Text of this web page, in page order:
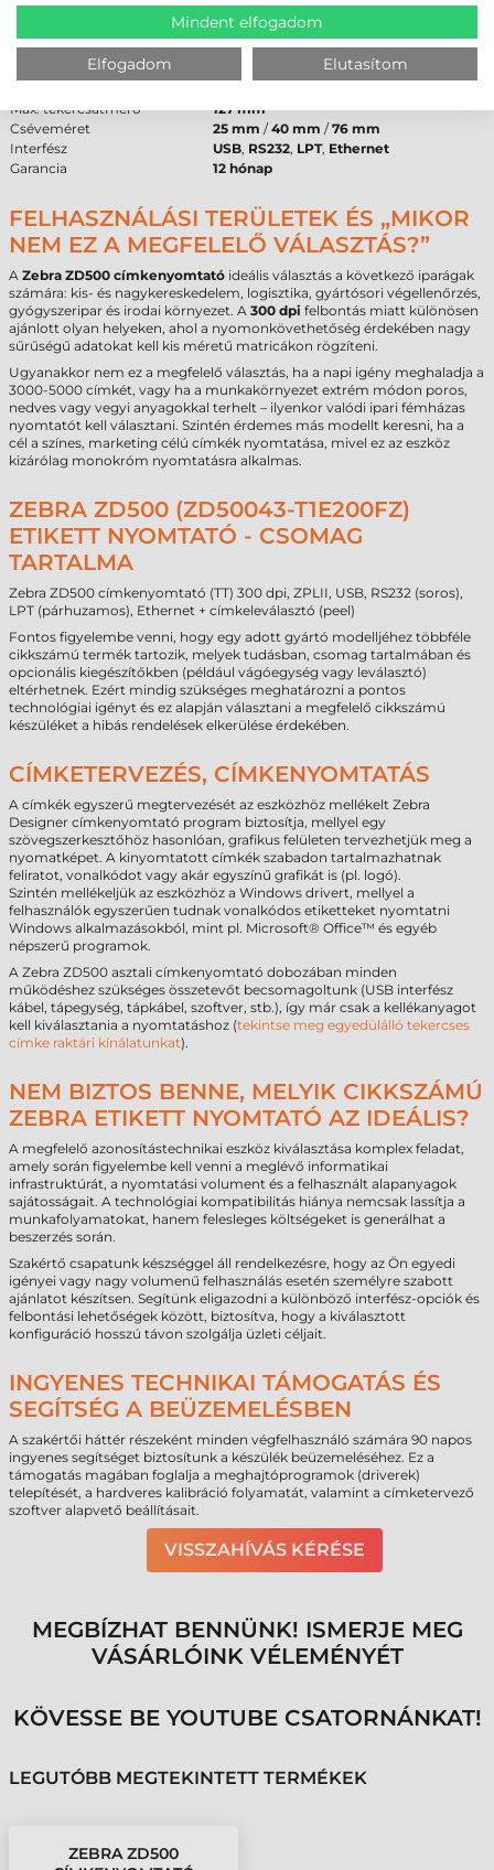
Zebra
Modell
ZD500
Technológia
Max. tekercsátmérő
127 mm
Cséveméret
25 mm /40 mm /76 mm
Interfész
USB, RS232, LPT, Ethernet
Garancia
12 hónap
FELHASZNÁLÁSI TERÜLETEK ÉS „MIKOR
NEM EZ A MEGFELELŐ VÁLASZTÁS?”
A Zebra ZD500 címkenyomtató ideális választás a következő iparágak
számára: kis- és nagykereskedelem, logisztika, gyártósori végellenőrzés,
gyógyszeripar és irodai környezet. A 300 dpi felbontás miatt különösen
ajánlott olyan helyeken, ahol a nyomonkövethetőség érdekében nagy
sűrűségű adatokat kell kis méretű matricákon rögzíteni.
Ugyanakkor nem ez a megfelelő választás, ha a napi igény meghaladja a
3000-5000 címkét, vagy ha a munkakörnyezet extrém módon poros,
nedves vagy vegyi anyagokkal terhelt – ilyenkor valódi ipari fémházas
nyomtatót kell választani. Szintén érdemes más modellt keresni, ha a
cél a színes, marketing célú címkék nyomtatása, mivel ez az eszköz
kizárólag monokróm nyomtatásra alkalmas.
ZEBRA ZD500 (ZD50043-T1E200FZ)
ETIKETT NYOMTATÓ - CSOMAG
TARTALMA
Zebra ZD500 címkenyomtató (TT) 300 dpi, ZPLII, USB, RS232 (soros),
LPT (párhuzamos), Ethernet + címkeleválasztó (peel)
Fontos figyelembe venni, hogy egy adott gyártó modelljéhez többféle
cikkszámú termék tartozik, melyek tudásban, csomag tartalmában és
opcionális kiegészítőkben (például vágóegység vagy leválasztó)
eltérhetnek. Ezért mindig szükséges meghatározni a pontos
technológiai igényt és ez alapján választani a megfelelő cikkszámú
készüléket a hibás rendelések elkerülése érdekében.
CÍMKETERVEZÉS, CÍMKENYOMTATÁS
A címkék egyszerű megtervezését az eszközhöz mellékelt Zebra
Designer címkenyomtató program biztosítja, mellyel egy
szövegszerkesztőhöz hasonlóan, grafikus felületen tervezhetjük meg a
nyomatképet. A kinyomtatott címkék szabadon tartalmazhatnak
feliratot, vonalkódot vagy akár egyszínű grafikát is (pl. logó).
Szintén mellékeljük az eszközhöz a Windows drivert, mellyel a
felhasználók egyszerűen tudnak vonalkódos etiketteket nyomtatni
Windows alkalmazásokból, mint pl. Microsoft® Office™ és egyéb
népszerű programok.
A Zebra ZD500 asztali címkenyomtató dobozában minden
működéshez szükséges összetevőt becsomagoltunk (USB interfész
kábel, tápegység, tápkábel, szoftver, stb.), így már csak a kellékanyagot
kell kiválasztania a nyomtatáshoz (tekintse meg egyedülálló tekercses
címke raktári kínálatunkat).
NEM BIZTOS BENNE, MELYIK CIKKSZÁMÚ
ZEBRA ETIKETT NYOMTATÓ AZ IDEÁLIS?
A megfelelő azonosítástechnikai eszköz kiválasztása komplex feladat,
amely során figyelembe kell venni a meglévő informatikai
infrastruktúrát, a nyomtatási volument és a felhasznált alapanyagok
sajátosságait. A technológiai kompatibilitás hiánya nemcsak lassítja a
munkafolyamatokat, hanem felesleges költségeket is generálhat a
beszerzés során.
Szakértő csapatunk készséggel áll rendelkezésre, hogy az Ön egyedi
igényei vagy nagy volumenű felhasználás esetén személyre szabott
ajánlatot készítsen. Segítünk eligazodni a különböző interfész-opciók és
felbontási lehetőségek között, biztosítva, hogy a kiválasztott
konfiguráció hosszú távon szolgálja üzleti céljait.
INGYENES TECHNIKAI TÁMOGATÁS ÉS
SEGÍTSÉG A BEÜZEMELÉSBEN
A szakértői háttér részeként minden végfelhasználó számára 90 napos
ingyenes segítséget biztosítunk a készülék beüzemeléséhez. Ez a
támogatás magában foglalja a meghajtóprogramok (driverek)
telepítését, a hardveres kalibráció folyamatát, valamint a címketervező
szoftver alapvető beállításait.
VISSZAHÍVÁS KÉRÉSE
MEGBÍZHAT BENNÜNK! ISMERJE MEG
VÁSÁRLÓINK VÉLEMÉNYÉT
KÖVESSE BE YOUTUBE CSATORNÁNKAT!
LEGUTÓBB MEGTEKINTETT TERMÉKEK
ZEBRA ZD500
Mindent elfogadom
Elfogadom Elutasítom